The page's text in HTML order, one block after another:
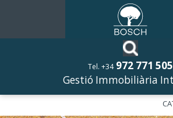
Tel. +34 972 771 505
Gestió Immobiliària